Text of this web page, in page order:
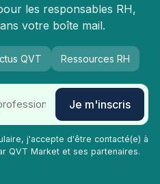
Bien-être employés
d’entreprise
de
les responsables RH,
votre boîte mail.
QVT Ressources RH
Je m'inscris
j'accepte d'être contacté(e) à
QVT Market et ses partenaires.